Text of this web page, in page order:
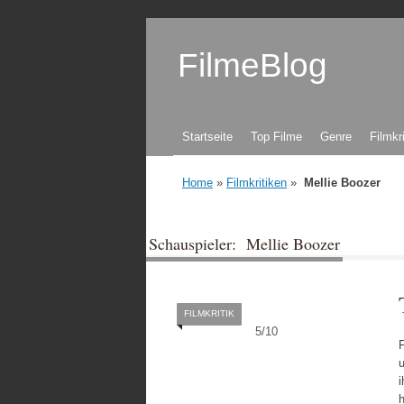
FilmeBlog
Zum Inhalt springen
Startseite Top Filme Genre
Home » Filmkritiken » Mellie Boozer
Schauspieler: Mellie Boozer
5/10
FILMKRITIK